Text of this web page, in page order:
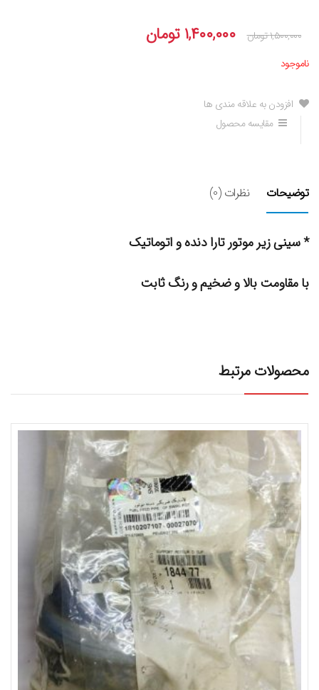
۱,۵۰۰,۰۰۰تومان ۱,۴۰۰,۰۰۰ تومان
ناموجود
افزودن به علاقه مندی ها
مقایسه محصول
توضیحات نظرات (0)
* سینی زیر موتور تارا دنده و اتوماتیک
با مقاومت بالا و ضخیم و رنگ ثابت
محصولات مرتبط